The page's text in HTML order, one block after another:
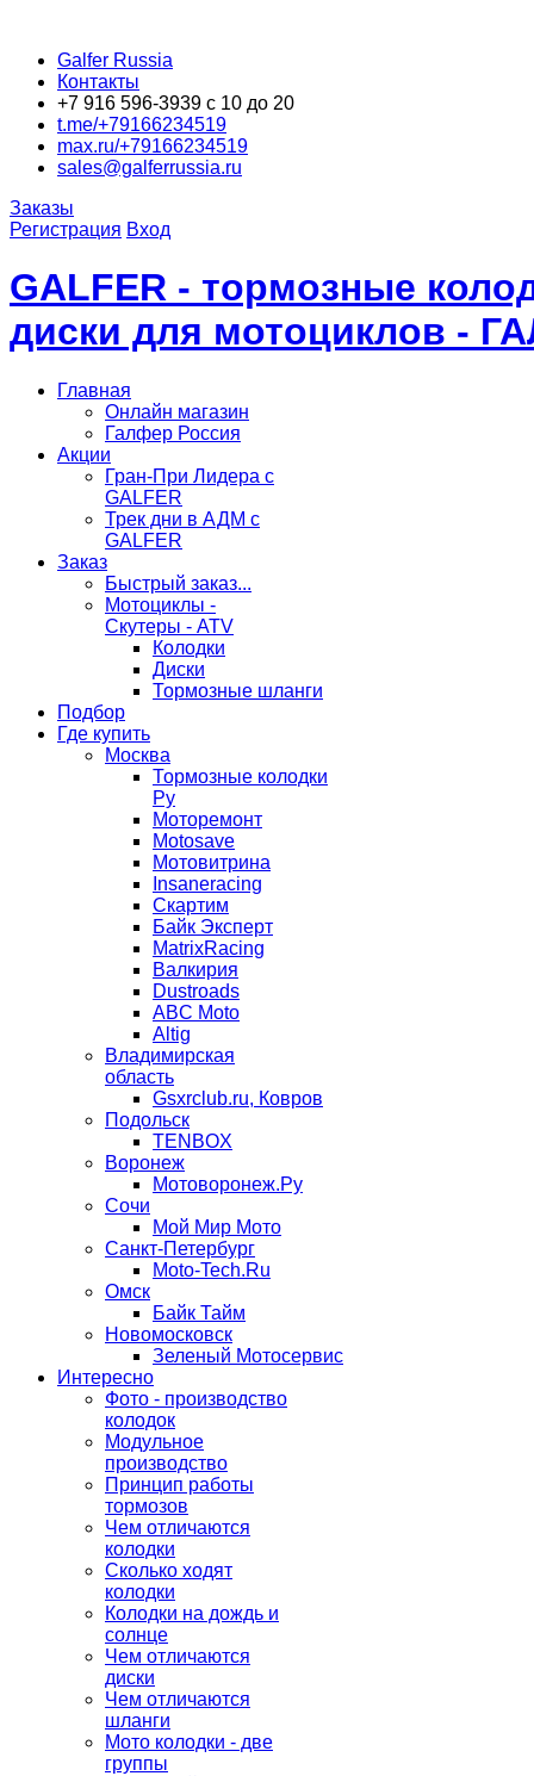
Galfer Russia
Контакты
+7 916 596-3939 с 10 до 20
t.me/+79166234519
max.ru/+79166234519
sales@galferrussia.ru
Заказы
Регистрация Вход
GALFER - тормозные
диски для мотоциклов -
Главная
Онлайн магазин
Галфер Россия
Акции
Гран-При Лидера c
GALFER
Трек дни в АДМ с
GALFER
Заказ
Быстрый заказ...
Мотоциклы -
Скутеры - ATV
Колодки
Диски
Тормозные шланги
Подбор
Где купить
Москва
Тормозные колодки
Ру
Моторемонт
Motosave
Мотовитрина
Insaneracing
Скартим
Байк Эксперт
MatrixRacing
Валкирия
Dustroads
ABC Moto
Altig
Владимирская
область
Gsxrclub.ru, Ковров
Подольск
TENBOX
Воронеж
Мотоворонеж.Ру
Сочи
Мой Мир Мото
Санкт-Петербург
Moto-Tech.Ru
Омск
Байк Тайм
Новомосковск
Зеленый Мотосервис
Интересно
Фото - производство
колодок
Модульное
производство
Принцип работы
тормозов
Чем отличаются
колодки
Сколько ходят
колодки
Колодки на дождь и
солнце
Чем отличаются
диски
Чем отличаются
шланги
Мото колодки - две
группы